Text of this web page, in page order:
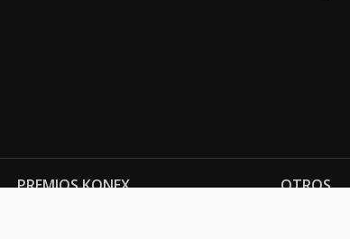
PREMIOS KONEX OTROS